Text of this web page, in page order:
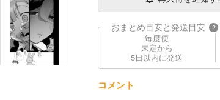
おまとめ目安と発送目安 ?
毎度便
未定から
5日以内に発送
コメント